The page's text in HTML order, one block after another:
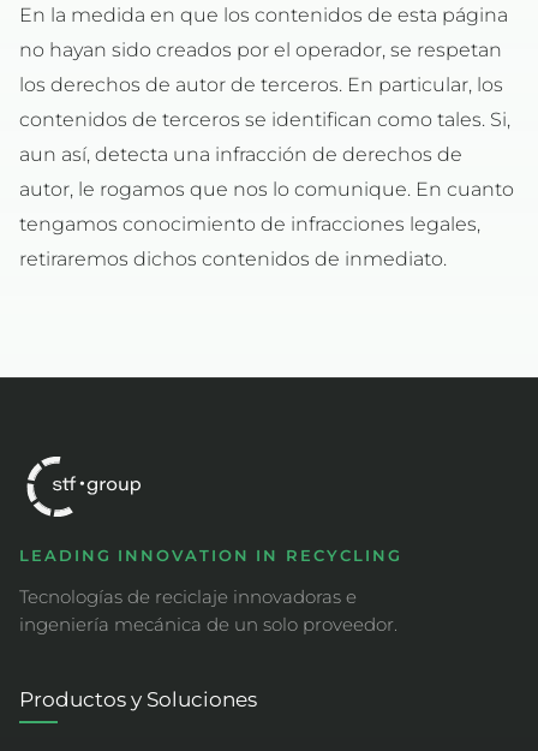
En la medida en que los contenidos de esta página
no hayan sido creados por el operador, se respetan
los derechos de autor de terceros. En particular, los
contenidos de terceros se identifican como tales. Si,
aun así, detecta una infracción de derechos de
autor, le rogamos que nos lo comunique. En cuanto
tengamos conocimiento de infracciones legales,
retiraremos dichos contenidos de inmediato.
LEADING INNOVATION IN RECYCLING
Tecnologías de reciclaje innovadoras e
ingeniería mecánica de un solo proveedor.
Productos y Soluciones